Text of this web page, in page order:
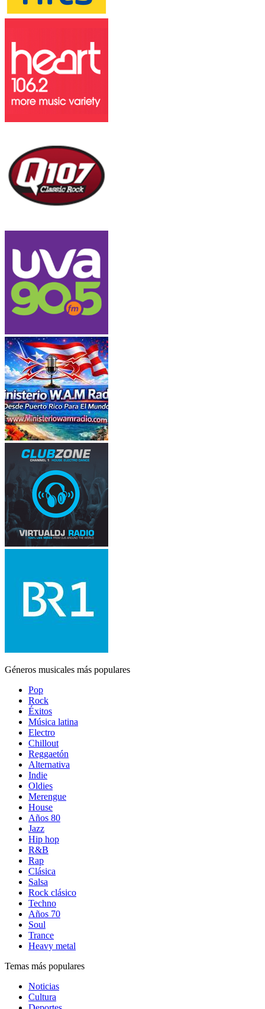
Géneros musicales más populares
Pop
Rock
Éxitos
Música latina
Electro
Chillout
Reggaetón
Alternativa
Indie
Oldies
Merengue
House
Años 80
Jazz
Hip hop
R&B
Rap
Clásica
Salsa
Rock clásico
Techno
Años 70
Soul
Trance
Heavy metal
Temas más populares
Noticias
Cultura